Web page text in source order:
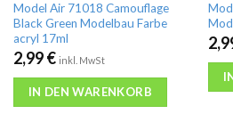
Model Air 71018 Camouflage
Black Green Modelbau Farbe
acryl 17ml
2,99€ inkl. MwSt
IN DEN WARENKORB